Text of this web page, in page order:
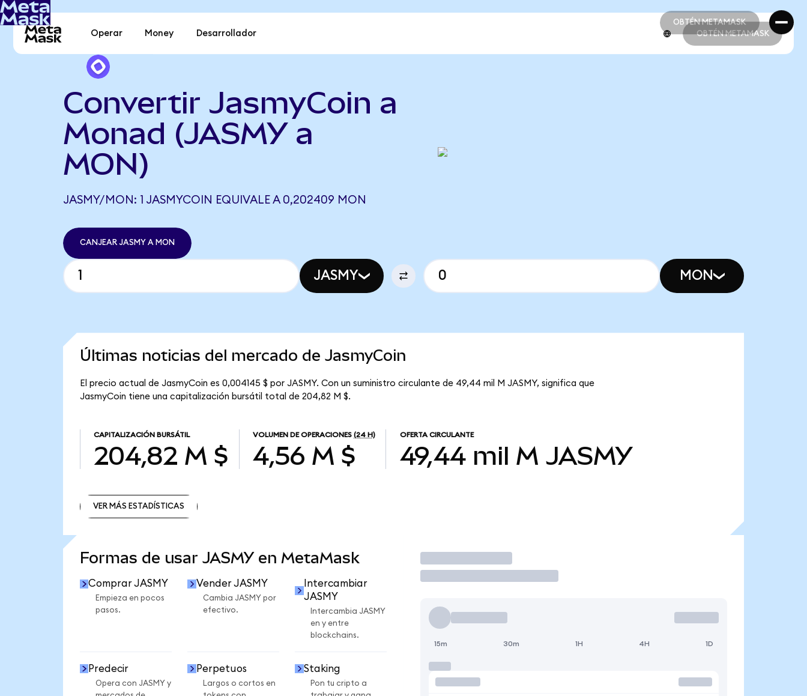
OBTÉN METAMASK
OBTÉN METAMASK
Operar Money Desarrollador OBTÉN METAMASK
Convertir JasmyCoin a
Monad (JASMY a
MON)
JASMY/MON: 1 JASMYCOIN EQUIVALE A 0,202409 MON
CANJEAR JASMY A MON
JASMY MON
Últimas noticias del mercado de JasmyCoin
El precio actual de JasmyCoin es 0,004145 $ por JASMY. Con un suministro circulante de 49,44 mil M JASMY, significa que
JasmyCoin tiene una capitalización bursátil total de 204,82 M $.
CAPITALIZACIÓN BURSÁTIL
204,82 M $
VOLUMEN DE OPERACIONES (24 H)
4,56 M $
OFERTA CIRCULANTE
49,44 mil M JASMY
VER MÁS ESTADÍSTICAS
Formas de usar JASMY en MetaMask
Comprar JASMY
Empieza en pocos
pasos.
Vender JASMY
Cambia JASMY por
efectivo.
Intercambiar
JASMY
Intercambia JASMY
en y entre
blockchains.
Predecir
Opera con JASMY y
Perpetuos
Largos o cortos en
Staking
Pon tu cripto a
Operar
15m 30m 1H 4H 1D